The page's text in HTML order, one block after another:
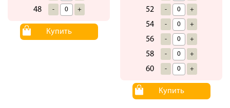
48 - +
Купить
52 - +
54 - +
56 - +
58 - +
60 - +
Купить